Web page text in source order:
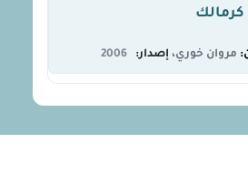
كرمالك
مروان خوري 2006